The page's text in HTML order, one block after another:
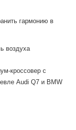
гармонию в
воздуха
кроссовер с
Audi Q7 и BMW